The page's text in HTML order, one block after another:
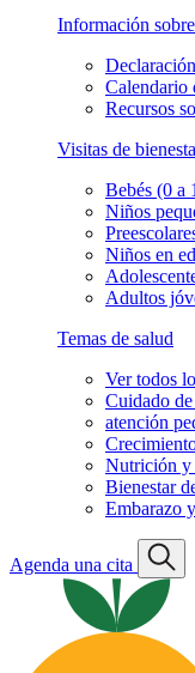
Información
Calendario
Recursos
Visitas de
Bebés (0 a
Niños
Niños en
Adultos
Temas de salud
Ver todos
Cuidado
atención
Nutrición y
Bienestar
Embarazo
Agenda una cita